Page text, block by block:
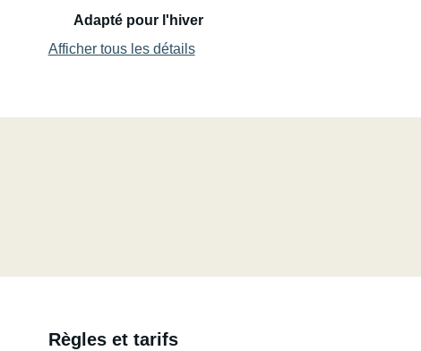
Adapté pour l'hiver
Afficher tous les détails
Règles et tarifs